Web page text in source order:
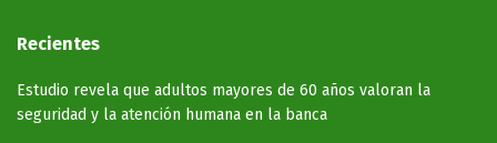
Recientes
Estudio revela que adultos mayores de 60 años valoran la
seguridad y la atención humana en la banca